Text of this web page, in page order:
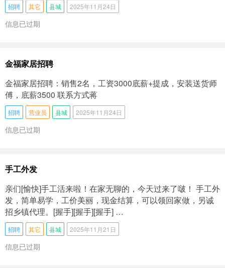
招聘 其它 县城 2025年11月24日
信息已过期
金福家居招聘
金福家居招聘：销售2名，工资3000底薪+提成，安装送货师
傅，底薪3500 联系方式蒋
招聘 营业员 县城 2025年11月24日
信息已过期
手工外发
亲们[愉快]手工活来啦！在家无聊的，今天过来了啵！ 手工外
发，简单易学，工价美丽，现金结算，可以领回家做，另诚
招乡镇代理。[握手][握手][握手] …
招聘 其它 县城 2025年11月21日
信息已过期